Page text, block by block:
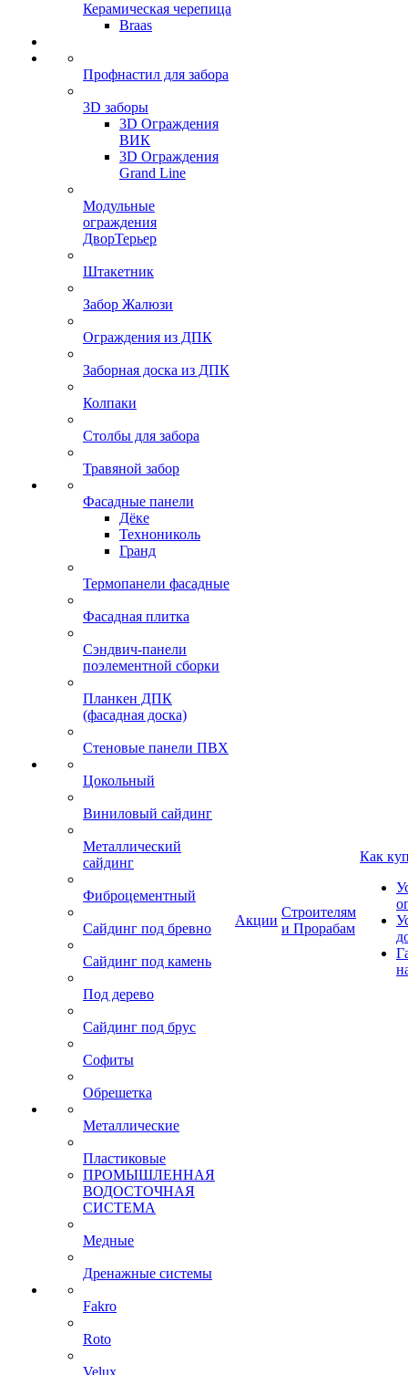
Керамическая черепица
Braas
Профнастил для забора
3D заборы
3D Ограждения
ВИК
3D Ограждения
Grand Line
Модульные
ограждения
ДворТерьер
Штакетник
Забор Жалюзи
Ограждения из ДПК
Заборная доска из ДПК
Колпаки
Столбы для забора
Травяной забор
Фасадные панели
Дёке
Технониколь
Гранд
Термопанели фасадные
Фасадная плитка
Сэндвич-панели
поэлементной сборки
Планкен ДПК
(фасадная доска)
Стеновые панели ПВХ
Цокольный
Виниловый сайдинг
Металлический
сайдинг
Фиброцементный
Сайдинг под бревно
Сайдинг под камень
Под дерево
Сайдинг под брус
Софиты
Обрешетка
Металлические
Пластиковые
ПРОМЫШЛЕННАЯ
ВОДОСТОЧНАЯ
СИСТЕМА
Медные
Дренажные системы
Fakro
Roto
Velux
Акции
Строителям
и Прорабам
Как